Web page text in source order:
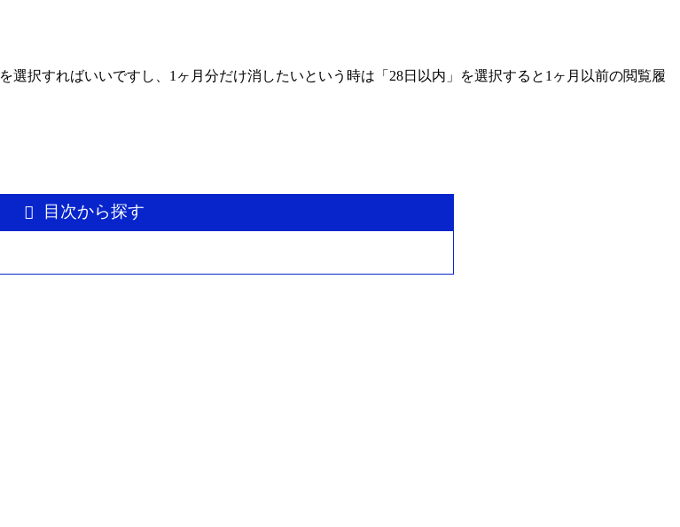
択すればいいですし、1ヶ月分だけ消したいという時は「28日以内」を選択すると1ヶ月以前の閲覧履
目次から探す